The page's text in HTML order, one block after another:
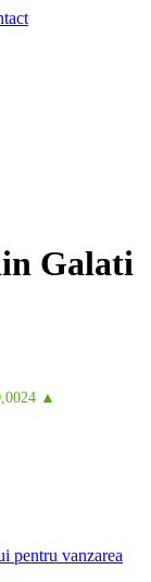
Galati
▲
pentru vanzarea